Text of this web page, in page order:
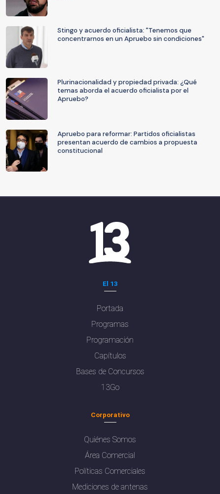
Stingo y acuerdo oficialista: "Tenemos que
concentrarnos en un Apruebo sin condiciones"
Plurinacionalidad y propiedad privada: ¿Qué
temas aborda el acuerdo oficialista por el
Apruebo?
Apruebo para reformar: Partidos oficialistas
presentan acuerdo de cambios a propuesta
constitucional
El 13
Portada
Programas
Programación
Capítulos
Bases de Concursos
13Go
Corporativo
Quiénes Somos
Área Comercial
Políticas Comerciales
Mediciones de antenas